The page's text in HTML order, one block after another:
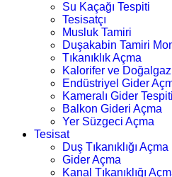
Su Kaçağı Tespiti
Tesisatçı
Musluk Tamiri
Duşakabin Tamiri
Tıkanıklık Açma
Kalorifer ve Doğalgaz
Endüstriyel Gider
Kameralı Gider Tespiti
Balkon Gideri Açma
Yer Süzgeci Açma
Tesisat
Duş Tıkanıklığı Açma
Gider Açma
Kanal Tıkanıklığı